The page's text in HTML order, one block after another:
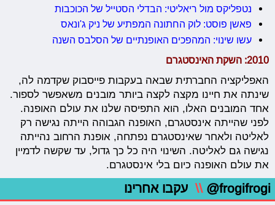
נטפליקס מול ריאליטי: הבדלי הסטייל של הכוכבות
פאשן פוסט: לוק החתונה המפתיע של ניק ג'ונאס
עשו שינוי: המהפכים האופנתיים של הסלבס השנה
2010: השקת האינסטגרם
האפליקציה החברתית שבאה בעקבות פייסבוק שקדמה לה,
שינתה את חיינו מקצה לקצה ביותר מובנים משאפשר לספור.
אחד המובנים האלו, הוא התפיסה שלנו את עולם האופנה.
לפני שהייתה אינסטגרם, האופנה הגבוהה הייתה נגישה רק
לאליטה ולאחר שאינסטגרם נפתחה, אופנת הרחוב נהייתה
נגישה גם לאליטה. השינוי היה כל כך גדול, עד שקשה לדמיין
את עולם האופנה כיום בלי אינסטגרם.
@frogifrogi
\\ עקבו אחרינו